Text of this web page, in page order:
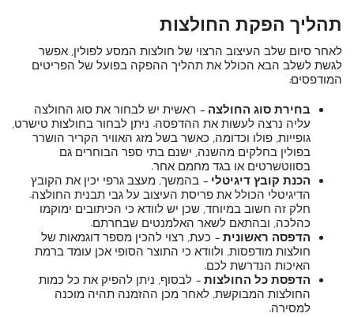
תהליך הפקת החולצות
לאחר סיום שלב העיצוב הרצוי של חולצות המסע לפולין, אפשר
לגשת לשלב הבא הכולל את תהליך ההפקה בפועל של הפריטים
המודפסים:
בחירת סוג החולצה – ראשית יש לבחור את סוג החולצה
עליה נרצה לעשות את ההדפסה. ניתן לבחור בחולצות טישרט,
גופייות, פולו וכדומה, כאשר בשל מזג האוויר הקריר הושרר
בפולין בחלקים מהשנה, ישנם בתי ספר הבוחרים גם
בסווטשרטים או בגד מחמם אחר.
הכנת קובץ דיגיטלי – בהמשך, מעצב גרפי יכין את הקובץ
הדיגיטלי הכולל את פריסת העיצוב על גבי תבנית החולצה.
חלק זה חשוב במיוחד, שכן יש לוודא כי הכיתובים ימוקמו
כהלכה, ובהתאם לשאר האלמנטים שבחרתם.
הדפסה ראשונית – כעת, רצוי להכין מספר דוגמאות של
חולצות מודפסות, ולוודא כי התוצר הסופי אכן עומד ברמת
האיכות הנדרשת לכם.
הדפסת כל החולצות – לבסוף, ניתן להפיק את כל כמות
החולצות המבוקשת, לאחר מכן ההזמנה תהיה מוכנה
למסירה.